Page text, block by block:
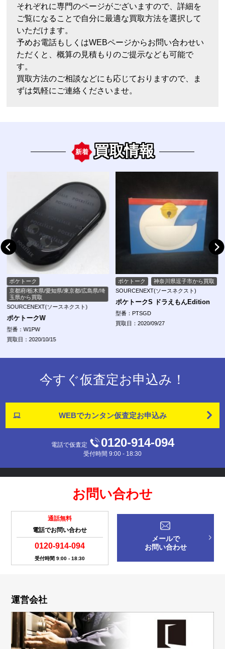
それぞれに専門のページがございますので、詳細を
ご覧になることで自分に最適な買取方法を選択して
いただけます。
予めお電話もしくはWEBページからお問い合わせい
ただくと、概算の見積もりのご提示なども可能で
す。
買取方法のご相談などにも応じておりますので、ま
ずは気軽にご連絡くださいませ。
新着 買取情報
ポケトーク
SOURCENEXT(ソースネクスト)
ポケトークS ドラえもんEdition
ポケトーク
福岡市東区/群馬県前橋市から買取
SOURCENEXT(ソースネクスト)
ポケトークS Plus
型番：PTSPGW
今すぐ仮査定お申込み！
WEBでカンタン仮査定お申込み
電話で仮査定 0120-914-094
受付時間 9:00 - 18:30
お問い合わせ
通話無料
電話でお問い合わせ
0120-914-094
受付時間 9:00 - 18:30
メールで
お問い合わせ
運営会社